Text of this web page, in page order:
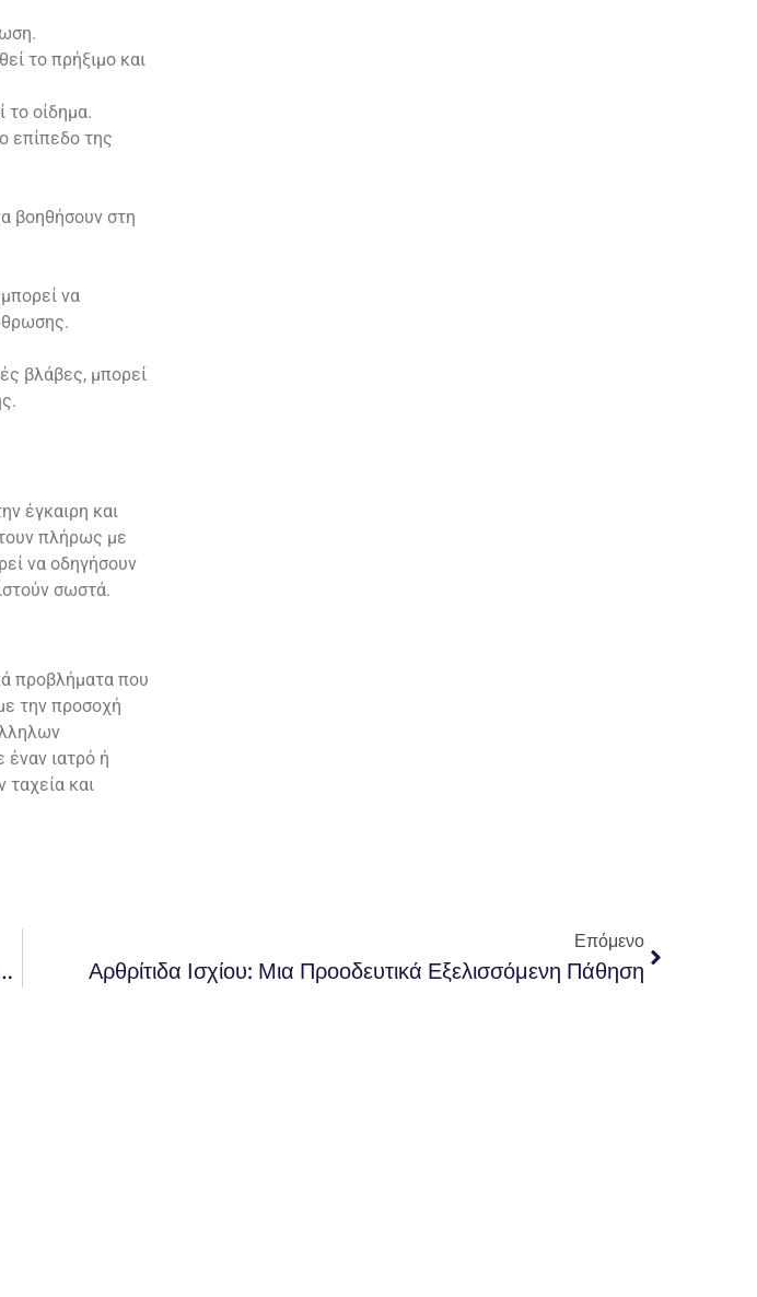
το πρήξιμο και
το οίδημα.
επίπεδο της
βοηθήσουν στη
να
βλάβες, μπορεί
έγκαιρη και
πλήρως με
να οδηγήσουν
σωστά.
προβλήματα που
την προσοχή
έναν ιατρό ή
ταχεία και
Για Κατανόηση Και Αντιμετώπιση
Επόμενο
Αρθρίτιδα Ισχίου: Μια Προοδευτικά Εξελισσόμενη Πάθηση